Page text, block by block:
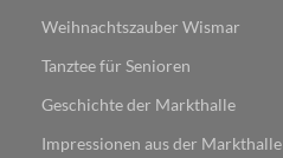
Weihnachtszauber Wismar
Tanztee für Senioren
Geschichte der Markthalle
Impressionen aus der Markthalle